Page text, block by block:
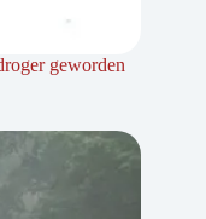
geworden